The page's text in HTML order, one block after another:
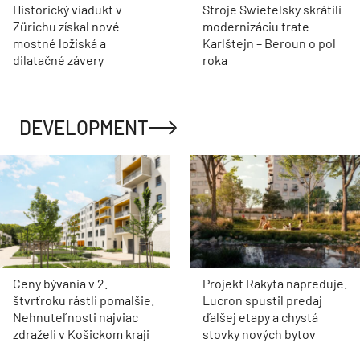
Historický viadukt v
Zürichu získal nové
mostné ložiská a
dilatačné závery
Stroje Swietelsky skrátili
modernizáciu trate
Karlštejn – Beroun o pol
roka
DEVELOPMENT
Ceny bývania v 2.
štvrťroku rástli pomalšie.
Nehnuteľnosti najviac
zdraželi v Košickom kraji
Projekt Rakyta napreduje.
Lucron spustil predaj
ďalšej etapy a chystá
stovky nových bytov